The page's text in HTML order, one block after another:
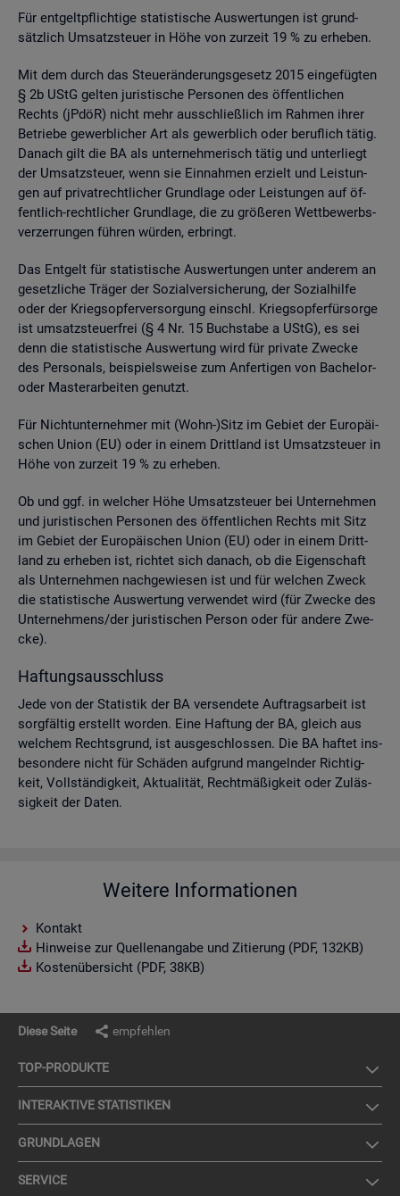
Für ent­gelt­pflich­ti­ge sta­tis­ti­sche Aus­wer­tun­gen ist grund­
sätz­lich Um­satz­steu­er in Höhe von zur­zeit 19 % zu er­he­ben.
Mit dem durch das Steu­er­än­de­rungs­ge­setz 2015 ein­ge­füg­ten
§ 2b UStG gel­ten ju­ris­ti­sche Per­so­nen des öf­fent­li­chen
Rechts (jPdöR) nicht mehr aus­schlie­ß­lich im Rah­men ihrer
Be­trie­be ge­werb­li­cher Art als ge­werb­lich oder be­ruf­lich tätig.
Da­nach gilt die BA als un­ter­neh­me­risch tätig und un­ter­liegt
der Um­satz­steu­er, wenn sie Ein­nah­men er­zielt und Leis­tun­
gen auf pri­vat­recht­li­cher Grund­la­ge oder Leis­tun­gen auf öf­
fent­lich-recht­li­cher Grund­la­ge, die zu grö­ße­ren Wett­be­werbs­
ver­zer­run­gen füh­ren wür­den, er­bringt.
Das Ent­gelt für sta­tis­ti­sche Aus­wer­tun­gen unter an­de­rem an
ge­setz­li­che Trä­ger der So­zi­al­ver­si­che­rung, der So­zi­al­hil­fe
oder der Kriegs­op­fer­ver­sor­gung einschl. Kriegs­op­fer­für­sor­ge
ist um­satz­steu­er­frei (§ 4 Nr. 15 Buch­sta­be a UStG), es sei
denn die sta­tis­ti­sche Aus­wer­tung wird für pri­va­te Zwe­cke
des Per­so­nals, bei­spiels­wei­se zum An­fer­ti­gen von Ba­che­lor-
oder Mas­ter­ar­bei­ten ge­nutzt.
Für Nicht­un­ter­neh­mer mit (Wohn-)Sitz im Ge­biet der Eu­ro­päi­
schen Union (EU) oder in einem Dritt­land ist Um­satz­steu­er in
Höhe von zur­zeit 19 % zu er­he­ben.
Ob und ggf. in wel­cher Höhe Um­satz­steu­er bei Un­ter­neh­men
und ju­ris­ti­schen Per­so­nen des öf­fent­li­chen Rechts mit Sitz
im Ge­biet der Eu­ro­päi­schen Union (EU) oder in einem Dritt­
land zu er­he­ben ist, rich­tet sich da­nach, ob die Ei­gen­schaft
als Un­ter­neh­men nach­ge­wie­sen ist und für wel­chen Zweck
die sta­tis­ti­sche Aus­wer­tung ver­wen­det wird (für Zwe­cke des
Un­ter­neh­mens/der ju­ris­ti­schen Per­son oder für an­de­re Zwe­
cke).
Haf­tungs­aus­schluss
Jede von der Sta­tis­tik der BA ver­sen­de­te Auf­trags­ar­beit ist
sorg­fäl­tig er­stellt wor­den. Eine Haf­tung der BA, gleich aus
wel­chem Rechts­grund, ist aus­ge­schlos­sen. Die BA haf­tet ins­
be­son­de­re nicht für Schä­den auf­grund man­geln­der Rich­tig­
keit, Voll­stän­dig­keit, Ak­tua­li­tät, Recht­mä­ßig­keit oder Zu­läs­
sig­keit der Daten.
Weitere Informationen
Kontakt
Hinweise zur Quellenangabe und Zitierung (PDF, 132KB)
Kostenübersicht (PDF, 38KB)
Diese Seite empfehlen
TOP-PRO­DUK­TE
IN­TER­AK­TI­VE STA­TIS­TI­KEN
GRUND­LA­GEN
SER­VICE